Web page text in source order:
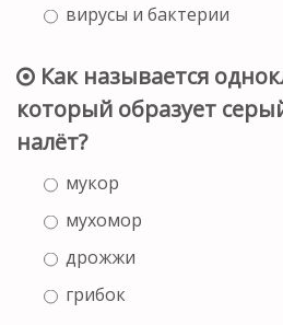
вирусы и бактерии
Как называется
который образует
налёт?
мукор
мухомор
дрожжи
грибок